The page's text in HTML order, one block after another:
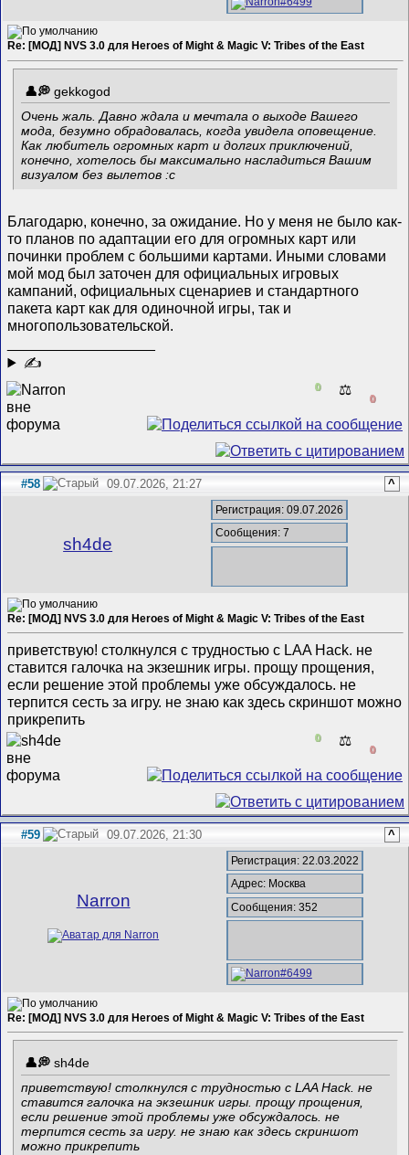
Re: [МОД] NVS 3.0 для Heroes of Might & Magic V: Tribes of the East
gekkogod
Очень жаль. Давно ждала и мечтала о выходе Вашего
мода, безумно обрадовалась, когда увидела оповещение.
Как любитель огромных карт и долгих приключений,
конечно, хотелось бы максимально насладиться Вашим
визуалом без вылетов :с
Благодарю, конечно, за ожидание. Но у меня не было как-
то планов по адаптации его для огромных карт или
починки проблем с большими картами. Иными словами
мой мод был заточен для официальных игровых
кампаний, официальных сценариев и стандартного
пакета карт как для одиночной игры, так и
многопользовательской.
✍
0 ⚖️
0
#58 09.07.2026, 21:27 ^
sh4de
Регистрация: 09.07.2026
Сообщения: 7
Re: [МОД] NVS 3.0 для Heroes of Might & Magic V: Tribes of the East
приветствую! столкнулся с трудностью с LAA Hack. не
ставится галочка на экзешник игры. прощу прощения,
если решение этой проблемы уже обсуждалось. не
терпится сесть за игру. не знаю как здесь скриншот можно
прикрепить
0 ⚖️
0
#59 09.07.2026, 21:30 ^
Narron
Регистрация: 22.03.2022
Адрес: Москва
Сообщения: 352
Re: [МОД] NVS 3.0 для Heroes of Might & Magic V: Tribes of the East
sh4de
приветствую! столкнулся с трудностью с LAA Hack. не
ставится галочка на экзешник игры. прощу прощения,
если решение этой проблемы уже обсуждалось. не
терпится сесть за игру. не знаю как здесь скриншот
можно прикрепить